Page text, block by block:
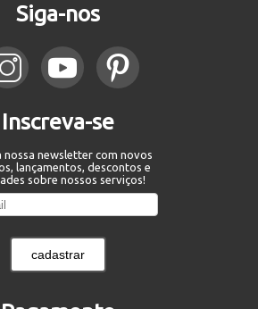
Siga-nos
Inscreva-se
nossa newsletter com novos
lançamentos, descontos e
sobre nossos serviços!
cadastrar